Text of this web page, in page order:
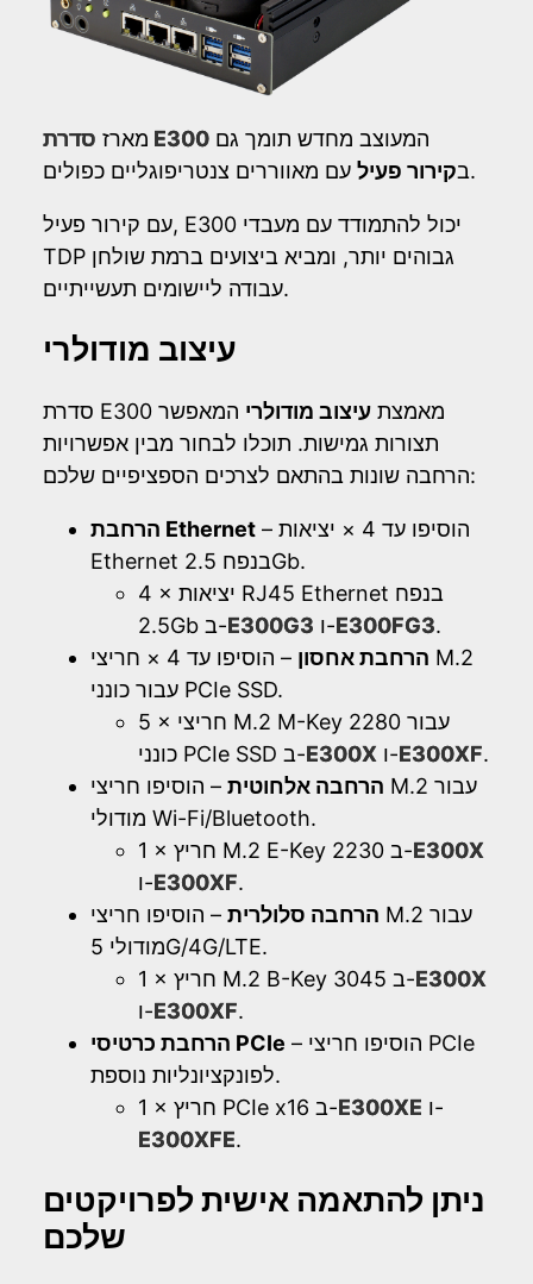
מארז סדרת E300
בקירור פעיל עם מאווררים צנטריפוגליים כפולים.
עם קירור פעיל, E300 יכול להתמודד עם מעבדי
TDP גבוהים יותר, ומביא ביצועים ברמת שולחן
עבודה ליישומים תעשייתיים.
עיצוב מודולרי
סדרת E300 מאמצת עיצוב מודולרי המאפשר
תצורות גמישות. תוכלו לבחור מבין אפשרויות
הרחבה שונות בהתאם לצרכים הספציפיים שלכם:
הרחבת Ethernet – הוסיפו עד 4 × יציאות
Ethernet בנפח 2.5Gb.
4 × יציאות RJ45 Ethernet בנפח
2.5Gb ב-E300G3 ו-E300FG3.
הרחבת אחסון
– הוסיפו עד 4 × חריצי M.2
עבור כונני PCIe SSD.
5 × חריצי M.2 M-Key 2280 עבור
כונני PCIe SSD ב-E300X ו-E300XF.
הרחבה אלחוטית – הוסיפו חריצי M.2 עבור
מודולי Wi-Fi/Bluetooth.
1 × חריץ M.2 E-Key 2230 ב-E300X
ו-E300XF.
הרחבה סלולרית – הוסיפו חריצי M.2 עבור
מודולי 5G/4G/LTE.
1 × חריץ M.2 B-Key 3045 ב-E300X
ו-E300XF.
הרחבת כרטיסי PCIe – הוסיפו חריצי PCIe
לפונקציונליות נוספת.
1 × חריץ PCIe x16 ב-E300XE ו-
E300XFE.
ניתן להתאמה אישית לפרויקטים
שלכם